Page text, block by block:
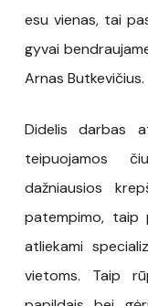
esu vienas, tai
gyvai
Arnas Butkevičius.
Didelis darbas
teipuojamos
dažniausios
patempimo, taip
atliekami
vietoms. Taip